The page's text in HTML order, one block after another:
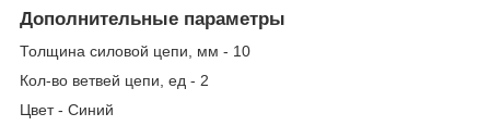
Дополнительные параметры
Толщина силовой цепи, мм - 10
Кол-во ветвей цепи, ед - 2
Цвет - Синий